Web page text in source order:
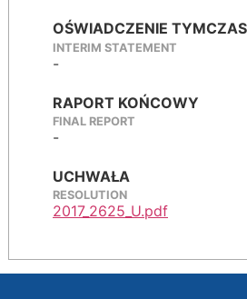
OŚWIADCZENIE
INTERIM STATEMENT
-
RAPORT KOŃCOWY
FINAL REPORT
-
UCHWAŁA
RESOLUTION
2017_2625_U.pdf